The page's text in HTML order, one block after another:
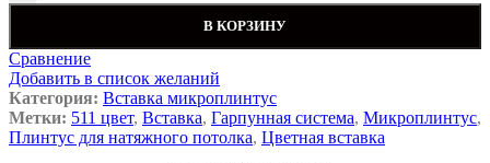
В КОРЗИНУ
Сравнение
Добавить в список желаний
Категория: Вставка микроплинтус
Метки: 511 цвет, Вставка, Гарпунная система, Микроплинтус,
Плинтус для натяжного потолка, Цветная вставка